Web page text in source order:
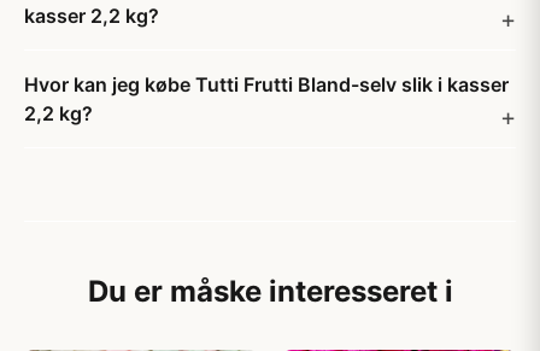
kasser 2,2 kg?
Hvor kan jeg købe Tutti Frutti Bland-selv slik i kasser
2,2 kg?
Du er måske interesseret i